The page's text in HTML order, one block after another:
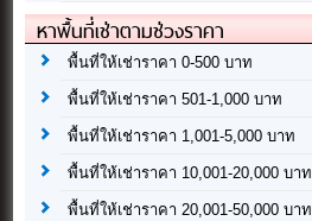
หาพื้นที่เช่าตามช่วงราคา
พื้นที่ให้เช่าราคา 0-500 บาท
พื้นที่ให้เช่าราคา 501-1,000 บาท
พื้นที่ให้เช่าราคา 1,001-5,000 บาท
พื้นที่ให้เช่าราคา 10,001-20,000 บาท
พื้นที่ให้เช่าราคา 20,001-50,000 บาท